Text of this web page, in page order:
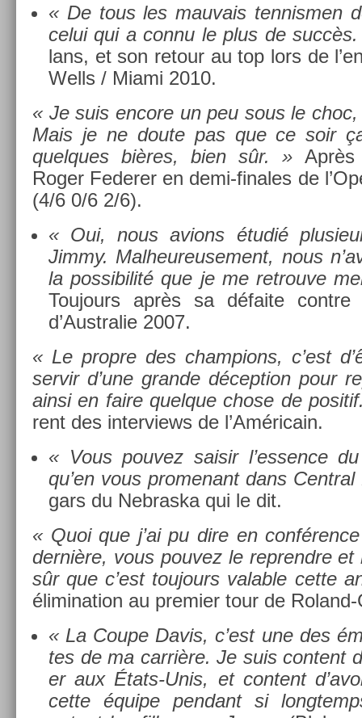
« De tous les mauvais ten­nism­en
celui qui a connu le plus de
lans, et son re­tour au top lors de
Wells / Miami 2010.
« Je suis en­core un peu sous le
Mais je ne doute pas que ce soir
quel­ques bières, bien sûr. »
Roger Feder­er en demi-finales de
(4/6 0/6 2/6).
« Oui, nous av­ions étudié
Jimmy. Mal­heureuse­ment, nous
la pos­sibilité que je me retro­uve
Toujours après sa défaite con­tre
d’Australie 2007.
« Le pro­pre des champ­ions, c’est
ser­vir d’une gran­de décep­tion pour
ainsi en faire quel­que chose de
rent des in­ter­views de l’Américain.
« Vous pouvez saisir l’ess­ence
qu’en vous pro­menant dans
gars du Neb­raska qui le dit.
« Quoi que j’ai pu dire en
dernière, vous pouvez le re­prendre
sûr que c’est toujours val­able cette
éli­mina­tion au pre­mi­er tour de
« La Coupe Davis, c’est une des
tes de ma carrière. Je suis con­tent
er aux États-Unis, et con­tent
cette équipe pen­dant si